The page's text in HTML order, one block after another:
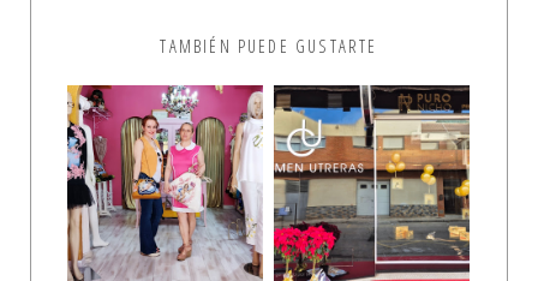
TAMBIÉN PUEDE GUSTARTE